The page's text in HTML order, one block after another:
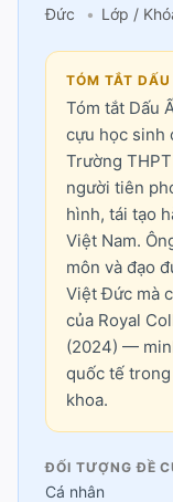
Đức
Lớp /
TÓM TẮT DẤU
Tóm tắt Dấu
cựu học sinh
Trường
người tiên
hình, tái tạo
Việt Nam.
môn và đạo
Việt Đức mà
của Royal
(2024) —
quốc tế
khoa.
ĐỐI TƯỢNG ĐỀ
Cá nhân